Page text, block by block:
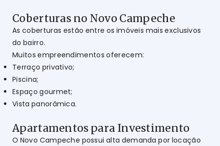
Coberturas no Novo Campeche
As coberturas estão entre os imóveis mais exclusivos
do bairro.
Muitos empreendimentos oferecem:
Terraço privativo;
Piscina;
Espaço gourmet;
Vista panorâmica.
Apartamentos para Investimento
O Novo Campeche possui alta demanda por locação